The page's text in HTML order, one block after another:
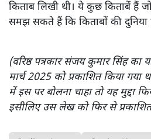
किताब लिखी थी। ये कुछ किताबें
समझ सकते हैं कि किताबों की दुनिया
(वरिष्ठ पत्रकार संजय कुमार सिंह का
मार्च 2025 को प्रकाशित किया गया
में इस पर बोलना चाहा तो यह मुद्दा
इसीलिए उस लेख को फिर से